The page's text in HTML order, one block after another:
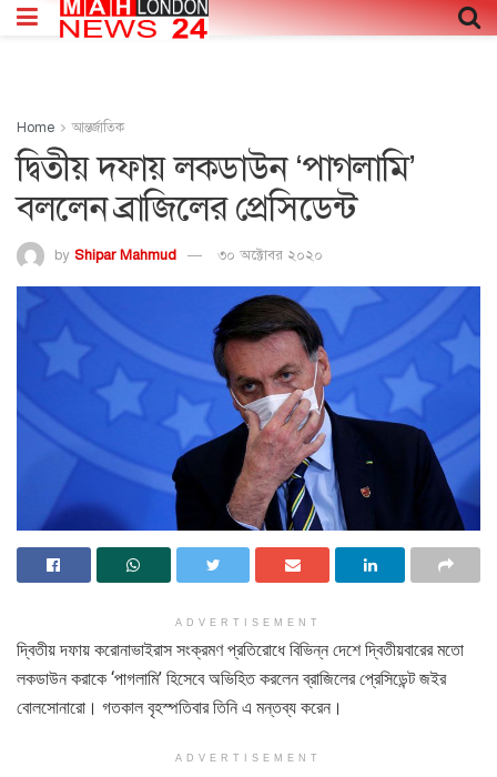
Home আন্তর্জাতিক
দ্বিতীয় দফায় লকডাউন ‘পাগলামি’
বললেন ব্রাজিলের প্রেসিডেন্ট
by Shipar Mahmud ৩০ অক্টোবর ২০২০
ADVERTISEMENT
দ্বিতীয় দফায় করোনাভাইরাস সংক্রমণ প্রতিরোধে বিভিন্ন দেশে দ্বিতীয়বারের মতো
লকডাউন করাকে ‘পাগলামি’ হিসেবে অভিহিত করলেন ব্রাজিলের প্রেসিডেন্ট জইর
বোলসোনারো। গতকাল বৃহস্পতিবার তিনি এ মন্তব্য করেন।
ADVERTISEMENT